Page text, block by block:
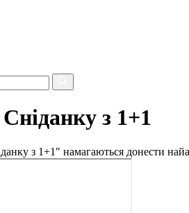
з 1+1
з 1+1" намагаються донести